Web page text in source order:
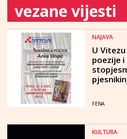
vezane vijesti
NAJAVA
U
poezije
FENA
KULTURA